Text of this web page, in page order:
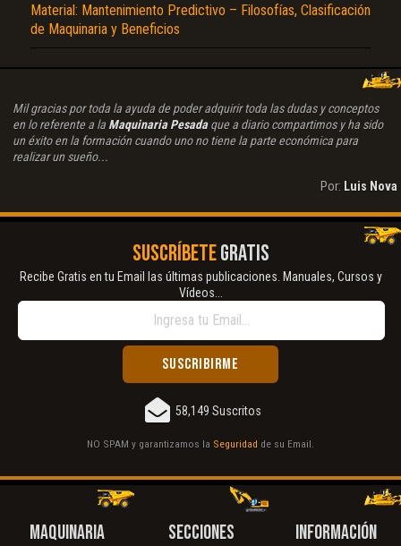
Material: Mantenimiento Predictivo – Filosofías, Clasificación
de Maquinaria y Beneficios
Mil gracias por toda la ayuda de poder adquirir toda las dudas y conceptos
en lo referente a la Maquinaria Pesadaque a diario compartimos y ha sido
un éxito en la formación cuando uno no tiene la parte económica para
realizar un sueño...
Por: Luis Nova
SUSCRÍBETEGRATIS
Recibe Gratis en tu Email las últimas publicaciones. Manuales, Cursos y
Vídeos...
58,149 Suscritos
NO SPAM y garantizamos la Seguridad de su Email.
MAQUINARIA
SECCIONES
INFORMACIÓN